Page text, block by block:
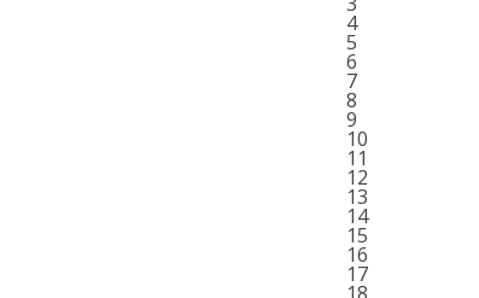
4
5
6
7
8
9
10
11
12
13
14
15
16
17